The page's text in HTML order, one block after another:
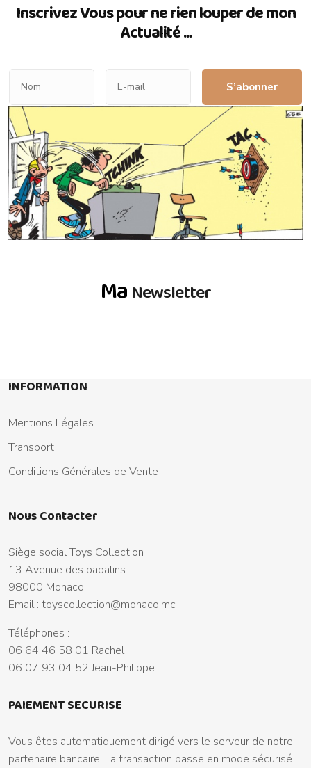
Inscrivez Vous pour ne rien louper de mon
Actualité ...
S’abonner
Ma Newsletter
INFORMATION
Mentions Légales
Transport
Conditions Générales de Vente
Nous Contacter
Siège social Toys Collection
13 Avenue des papalins
98000 Monaco
Email : toyscollection@monaco.mc
Téléphones :
06 64 46 58 01 Rachel
06 07 93 04 52 Jean-Philippe
PAIEMENT SECURISE
Vous êtes automatiquement dirigé vers le serveur de notre
partenaire bancaire. La transaction passe en mode sécurisé